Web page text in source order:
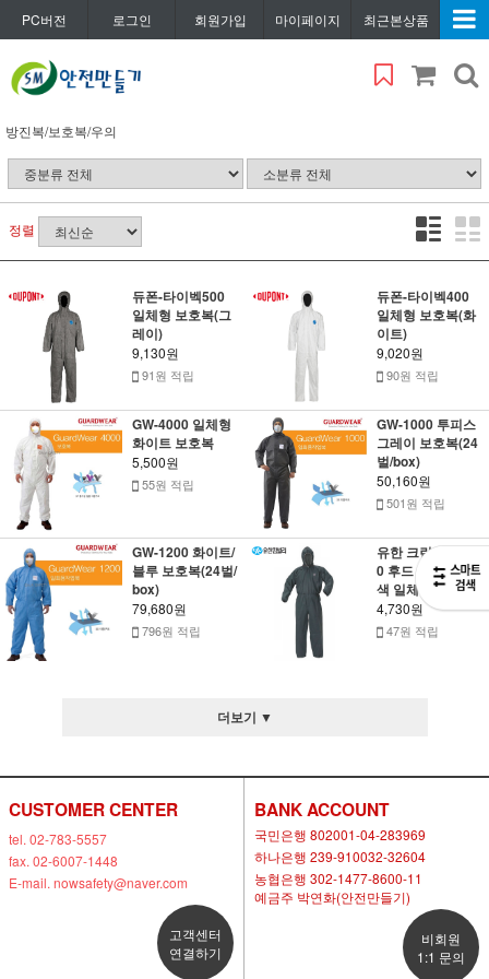
PC버전 로그인 회원가입 마이페이지 최근본상품
방진복/보호복/우의
정렬
듀폰-타이벡500
일체형 보호복(그
레이)
9,130원
91원 적립
듀폰-타이벡400
일체형 보호복(화
이트)
9,020원
90원 적립
GW-4000 일체형
화이트 보호복
5,500원
55원 적립
GW-1000 투피스
그레이 보호복(24
벌/box)
50,160원
501원 적립
GW-1200 화이트/
블루 보호복(24벌/
box)
79,680원
796원 적립
유한 크린가드 A1
0 후드 보호복 회
색 일체형
4,730원
47원 적립
더보기 ▼
CUSTOMER CENTER
tel. 02-783-5557
fax. 02-6007-1448
E-mail. nowsafety@naver.com
고객센터
연결하기
BANK ACCOUNT
국민은행 802001-04-283969
하나은행 239-910032-32604
농협은행 302-1477-8600-11
예금주 박연화(안전만들기)
비회원
1:1 문의